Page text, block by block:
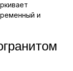
и